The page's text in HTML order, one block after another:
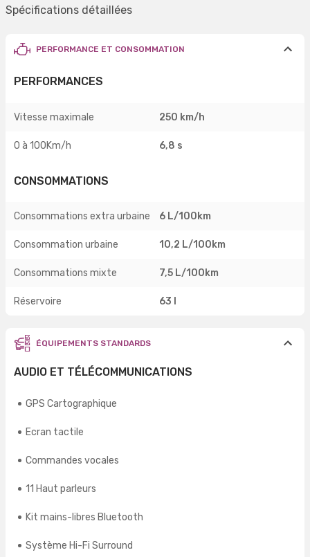
Spécifications détaillées
PERFORMANCE ET CONSOMMATION
PERFORMANCES
Vitesse maximale 250 km/h
0 à 100Km/h 6,8 s
CONSOMMATIONS
Consommations extra urbaine 6 L/100km
Consommation urbaine 10,2 L/100km
Consommations mixte 7,5 L/100km
Réservoire 63 l
ÉQUIPEMENTS STANDARDS
AUDIO ET TÉLÉCOMMUNICATIONS
GPS Cartographique
Ecran tactile
Commandes vocales
11 Haut parleurs
Kit mains-libres Bluetooth
Système Hi-Fi Surround